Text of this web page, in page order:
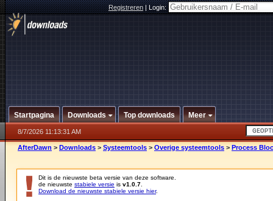
Registreren|Login:
Startpagina Downloads Top downloads Meer
8/7/2026 11:13:31 AM
AfterDawn > Downloads > Systeemtools > Overige systeemtools > Process
Dit is de nieuwste beta versie van deze software.
de nieuwste stabiele versie is v1.0.7
Download de nieuwste stabiele versie hier.